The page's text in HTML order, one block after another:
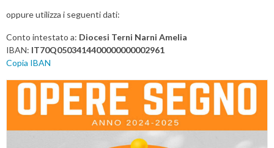
t
N
a
v
i
t
oppure utilizza i seguenti dati:
Conto intestato a: Diocesi Terni Narni Amelia
IBAN: IT70Q0503414400000000002961
Copia IBAN